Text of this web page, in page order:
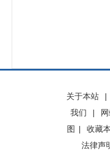
关于本站 |
我们
|
图 | 收藏
法律声